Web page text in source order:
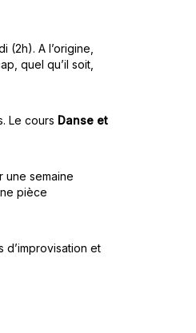
(2h). A l’origine,
quel qu’il soit,
Le cours Danse et
une semaine
pièce
d’improvisation et